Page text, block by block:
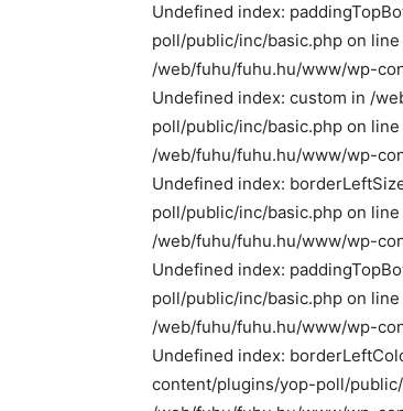
Undefined index:
poll/public/inc/basic.php on
/web/fuhu/fuhu.hu/www/wp-
Undefined index: custom in /
poll/public/inc/basic.php on
/web/fuhu/fuhu.hu/www/wp-
Undefined index:
poll/public/inc/basic.php on
/web/fuhu/fuhu.hu/www/wp-
Undefined index:
poll/public/inc/basic.php on
/web/fuhu/fuhu.hu/www/wp-
Undefined index:
content/plugins/yop-poll/